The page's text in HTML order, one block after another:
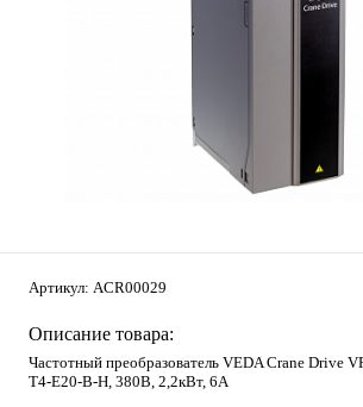
Артикул: ACR00029
Описание товара:
Частотный преобразователь VEDA Crane Drive
T4-E20-B-H, 380В, 2,2кВт, 6А